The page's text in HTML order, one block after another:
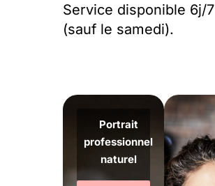
Service disponible 6j/7
(sauf le samedi).
Portrait
professionnel
naturel